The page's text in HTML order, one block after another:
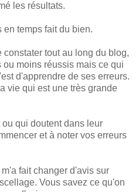
les résultats.
temps fait du bien.
tout au long du blog,
moins réussis mais ce qui
d'apprendre de ses erreurs.
vie qui est une très grande
qui doutent dans leur
et à noter vos erreurs
fait changer d'avis sur
Vous savez ce qu'on